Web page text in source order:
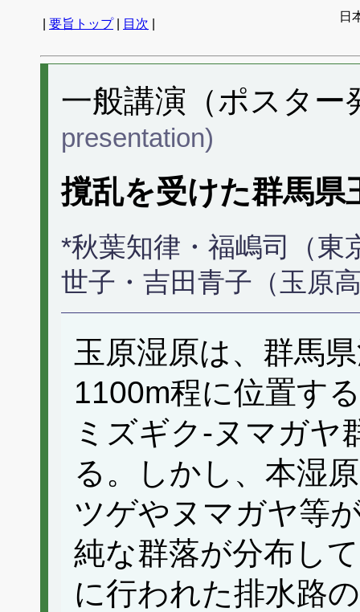
要旨トップ| 目次
日
一般講演（ポスタ
presentation)
撹乱を受けた群馬県
*秋葉知律・福嶋司（東
世子・吉田青子（玉原
玉原湿原は、群馬
1100m程に位置す
ミズギク‐ヌマガ
る。しかし、本湿
ツゲやヌマガヤ等
純な群落が分布し
に行われた排水路